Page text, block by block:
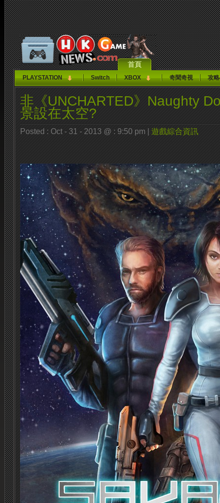
首頁
PLAYSTATION Switch XBOX 奇聞奇視 攻
非《UNCHARTED》Naughty
景設在太空?
Posted : Oct - 31 - 2013 @ : 9:50 pm | 遊戲綜合資訊